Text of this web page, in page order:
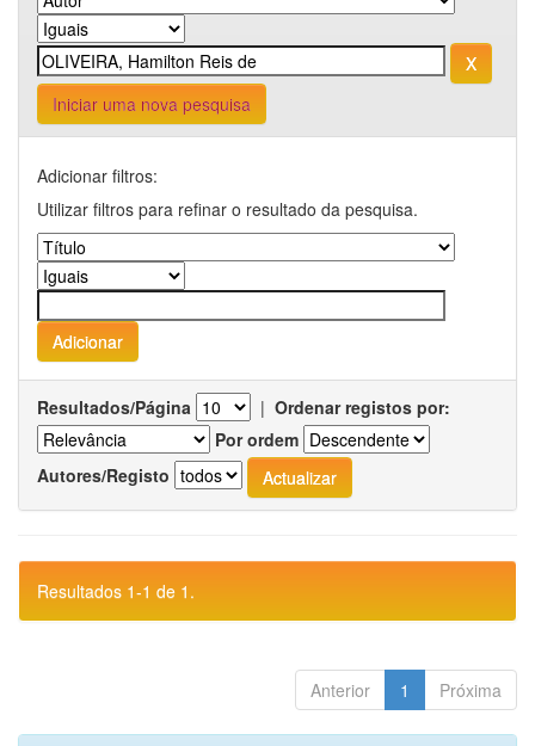
Iniciar uma nova pesquisa
Adicionar filtros:
Utilizar filtros para refinar o resultado da pesquisa.
Resultados/Página | Ordenar registos por:
Por ordem
Autores/Registo
Resultados 1-1 de 1.
Anterior 1 Próxima